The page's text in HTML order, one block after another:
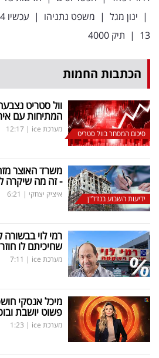
| ינון מגל | משפט נתניהו | עכשיו 14
13
| תיק 4000
הכתבות החמות
סיכום המסחר בוול סטריט
וול סטריט
המתיחות עם
מערכת ice |
12:17
ידיעות השבוע בנדל"ן
משרד האוצר
- זה מה שיקרה
איציק יצחקי |
6:21
רמי לוי
שחיכיתם לו חוזר ב-199.90
מערכת ice |
7:11
מיכל אנסקי
פשוט יושבת
מערכת ice |
1:23